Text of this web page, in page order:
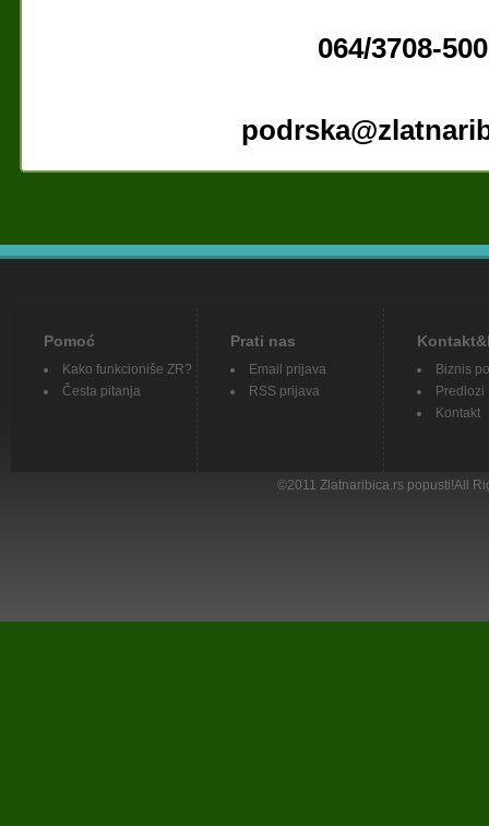
064/3708-500
Pomoć
Kako funkcioniše ZR?
Česta pitanja
Prati nas
Email prijava
RSS prijava
Biznis
Predlozi
Kontakt
©2011 Zlatnaribica.rs popusti!All